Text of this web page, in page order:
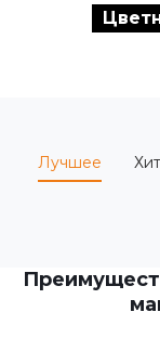
Лучшее Хит